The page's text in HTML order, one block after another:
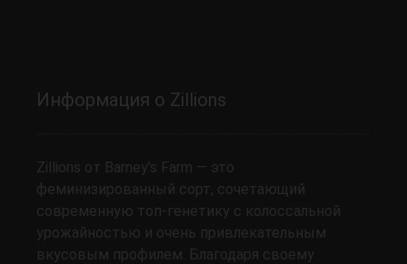
Информация о Zillions
Zillions от Barney’s Farm — это
феминизированный сорт, сочетающий
современную топ-генетику с колоссальной
урожайностью и очень привлекательным
вкусовым профилем. Благодаря своему